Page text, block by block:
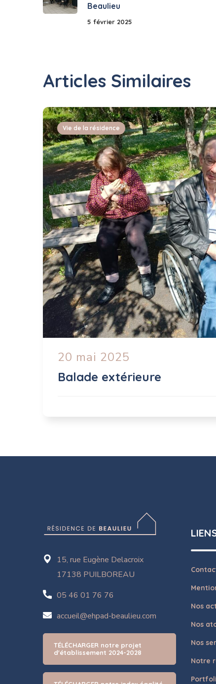
Beaulieu
5 février 2025
Articles Similaires
Vie de la résidence
20 mai 2025
Balade extérieure
15, rue Eugène Delacroix
17138 PUILBOREAU
05 46 01 76 76
accueil@ehpad-beaulieu.com
TÉLÉCHARGER notre projet
d'établissement 2024-2028
Nos
Nos
Nos
Notre